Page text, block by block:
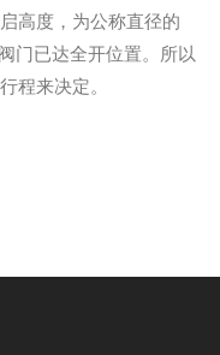
高度，为公称直径的
门已达全开位置。所以
程来决定。